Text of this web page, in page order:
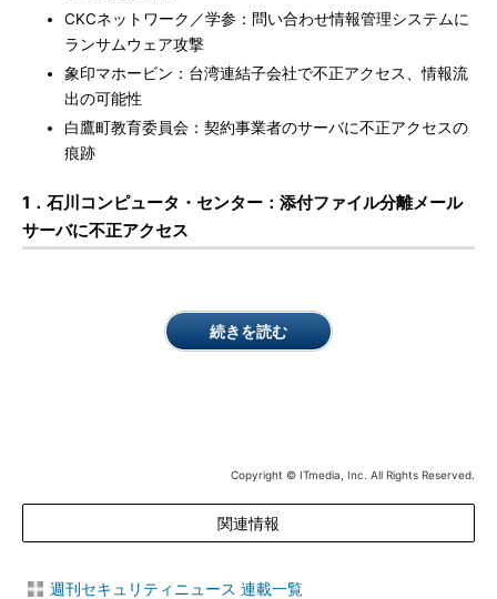
CKCネットワーク／学参：問い合わせ情報管理システムに
ランサムウェア攻撃
象印マホービン：台湾連結子会社で不正アクセス、情報流
出の可能性
白鷹町教育委員会：契約事業者のサーバに不正アクセスの
痕跡
1．石川コンピュータ・センター：添付ファイル分離メール
サーバに不正アクセス
続きを読む
Copyright © ITmedia, Inc. All Rights Reserved.
関連情報
週刊セキュリティニュース 連載一覧